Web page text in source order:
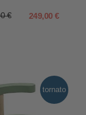
€ 249,00 €
tornato